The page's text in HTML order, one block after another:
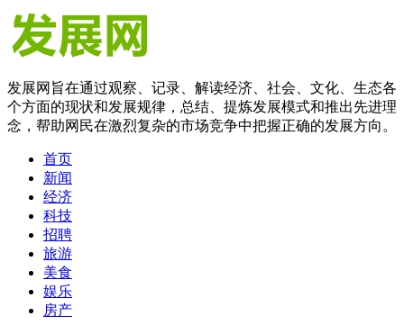
发展网旨在通过观察、记录、解读经济、社会、文化、生态各
个方面的现状和发展规律，总结、提炼发展模式和推出先进理
念，帮助网民在激烈复杂的市场竞争中把握正确的发展方向。
首页
新闻
经济
科技
招聘
旅游
美食
娱乐
房产